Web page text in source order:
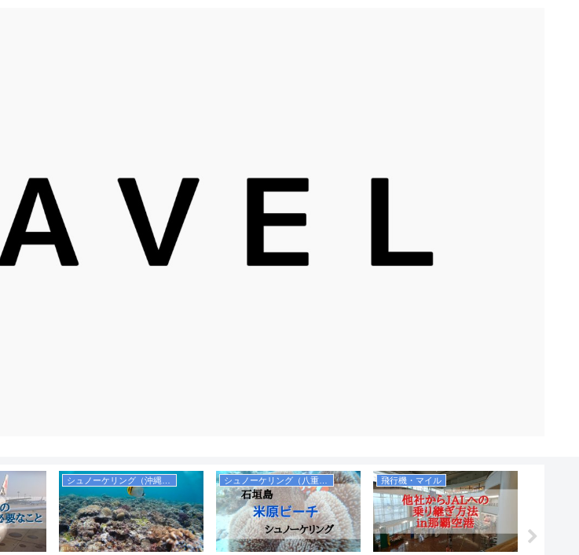
シュノーケリング（八重山諸島） 飛行機・マイル